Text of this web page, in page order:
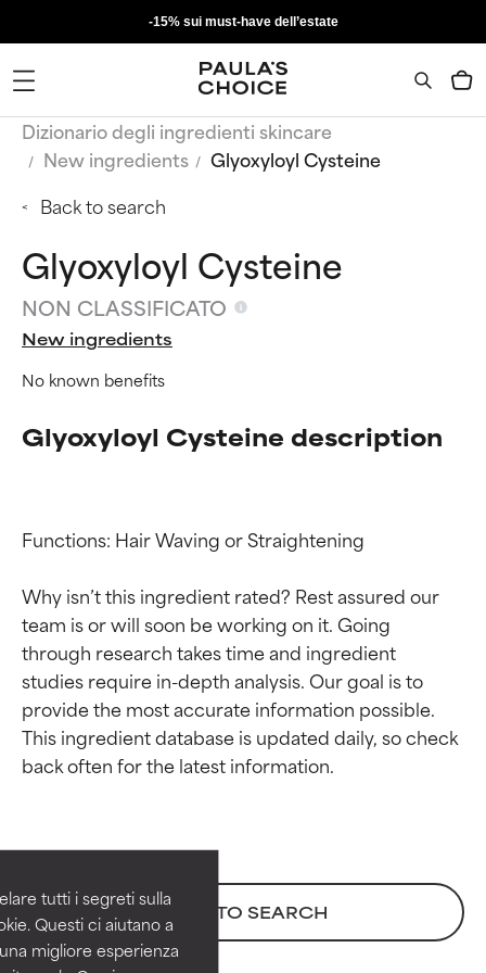
tutti i segreti sulla
Questi ci aiutano a
migliore esperienza
-15% sui must-have dell’estate
Dizionario degli ingredienti skincare
New ingredients
Glyoxyloyl Cysteine
Back to search
Glyoxyloyl Cysteine
NON CLASSIFICATO
New ingredients
No known benefits
Glyoxyloyl Cysteine description
Functions: Hair Waving or Straightening
Why isn’t this ingredient rated? Rest assured our
team is or will soon be working on it. Going
through research takes time and ingredient
studies require in-depth analysis. Our goal is to
provide the most accurate information possible.
This ingredient database is updated daily, so check
BACK TO SEARCH
Valutazione degli
Comprovati e sostenuti da studi
indipendenti. Ingrediente attivo
eccezionale per la maggior
parte dei tipi di pelle o dei
Valutazione degli
Comprovati e sostenuti da studi
indipendenti. Ingrediente attivo
eccezionale per la maggior
parte dei tipi di pelle o dei